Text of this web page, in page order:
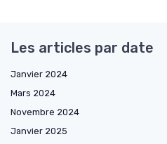
Les articles par date
Janvier 2024
Mars 2024
Novembre 2024
Janvier 2025